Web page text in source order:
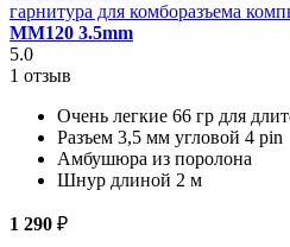
гарнитура для комборазъема
MM120 3.5mm
5.0
1 отзыв
Очень легкие 66 гр для
Разъем 3,5 мм угловой 4 pin
Амбушюра из поролона
Шнур длиной 2 м
1 290 ₽